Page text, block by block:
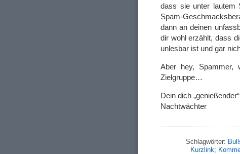
dass sie unter lautem
Spam-
dann an deinen
dir wohl erzählt, dass
unlesbar ist und gar
Aber hey,
Zielgruppe…
Dein dich „genießender“
Nachtwächter
Schlagwörter:
Kurzlink;